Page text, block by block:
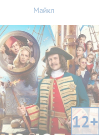
Майкл
12+